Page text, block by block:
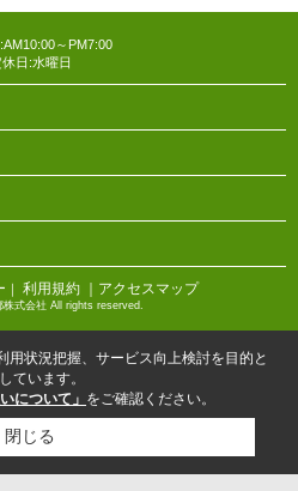
～PM7:00
休日:水曜日
｜ 利用規約 ｜アクセスマップ
式会社 All rights reserved.
用状況把握、サービス向上検討を目的と
ています。
について」 をご確認ください。
閉じる